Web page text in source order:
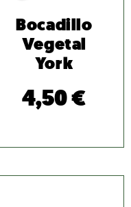
Bocadillo
Vegetal
York
4,50€